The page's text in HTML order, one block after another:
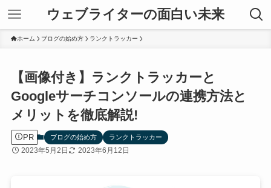
ウェブライターの面白い未来
ホーム ブログの始め方 ランクトラッカー
【画像付き】ランクトラッカーと
Googleサーチコンソールの連携方法と
メリットを徹底解説!
PR ブログの始め方 ランクトラッカー
2023年5月2日 2023年6月12日